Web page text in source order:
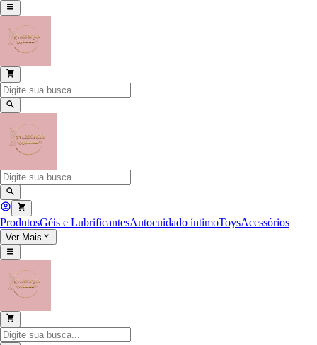
ProdutosGéis e LubrificantesAutocuidado íntimoToysAcessórios
Ver Mais